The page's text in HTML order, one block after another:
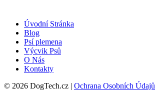
Úvodní Stránka
Blog
Psí plemena
Výcvik Psů
O Nás
Kontakty
© 2026 DogTech.cz | Ochrana Osobních Údajů